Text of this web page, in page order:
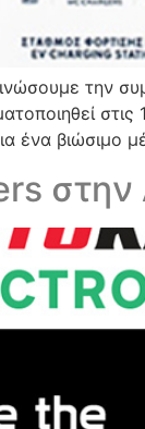
την
ένα βιώσιμο